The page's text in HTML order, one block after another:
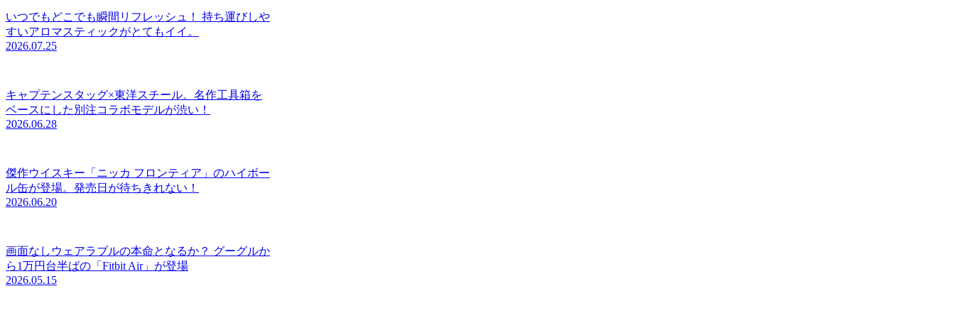
いつでもどこでも瞬間リフレッシュ！ 持ち運びしや
すいアロマスティックがとてもイイ。
2026.07.25
キャプテンスタッグ×東洋スチール。名作工具箱を
ベースにした別注コラボモデルが渋い！
2026.06.28
傑作ウイスキー「ニッカ フロンティア」のハイボー
ル缶が登場。発売日が待ちきれない！
2026.06.20
画面なしウェアラブルの本命となるか？ グーグルか
ら1万円台半ばの「Fitbit Air」が登場
2026.05.15